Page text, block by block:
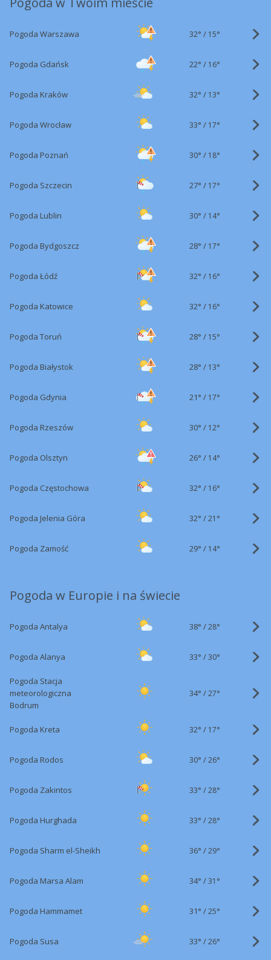
Pogoda Warszawa 32° / 15°
Pogoda Gdańsk 22° / 16°
Pogoda Kraków 32° / 13°
Pogoda Wrocław 33° / 17°
Pogoda Poznań 30° / 18°
Pogoda Szczecin 27° / 17°
Pogoda Lublin 30° / 14°
Pogoda Bydgoszcz 28° / 17°
Pogoda Łódź 32° / 16°
Pogoda Katowice 32° / 16°
Pogoda Toruń 28° / 15°
Pogoda Białystok 28° / 13°
Pogoda Gdynia 21° / 17°
Pogoda Rzeszów 30° / 12°
Pogoda Olsztyn 26° / 14°
Pogoda Częstochowa 32° / 16°
Pogoda Jelenia Góra 32° /21°
Pogoda Zamość 29° / 14°
Pogoda w Europie i na świecie
Pogoda Antalya 38° /28°
Pogoda Alanya 33° /30°
Pogoda Stacja
meteorologiczna
Bodrum
34° /27°
Pogoda Kreta 32° / 17°
Pogoda Rodos 30° /26°
Pogoda Zakintos 33° /28°
Pogoda Hurghada 33° /28°
Pogoda Sharm el-Sheikh 36° /29°
Pogoda Marsa Alam 34° /31°
Pogoda Hammamet 31° /25°
Pogoda Susa 33° /26°